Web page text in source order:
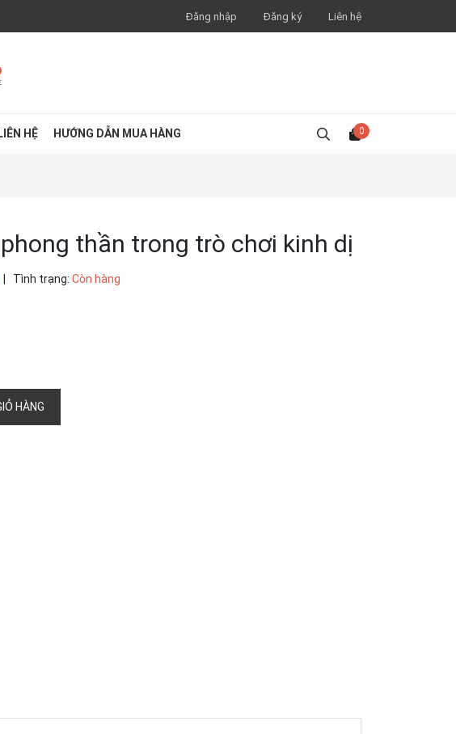
Đăng nhập Đăng ký Liên hệ
LIÊN HỆ HƯỚNG DẪN MUA HÀNG 0
thần trong trò chơi kinh dị
Tình trạng: Còn hàng
HÀNG